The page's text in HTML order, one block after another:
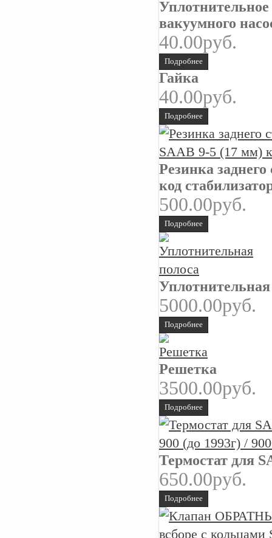
вакуумного
40.00руб.
Подробнее
Гайка
40.00руб.
Подробнее
Резинка
код
500.00руб.
Подробнее
Уплотнительная
5000.00руб.
Подробнее
Решетка
3500.00руб.
Подробнее
Термостат для
650.00руб.
Подробнее